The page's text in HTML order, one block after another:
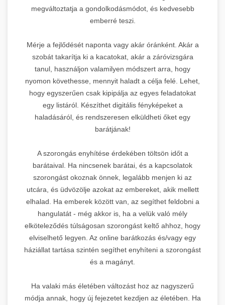
megváltoztatja a gondolkodásmódot, és kedvesebb
emberré teszi.
Mérje a fejlődését naponta vagy akár óránként. Akár a
szobát takarítja ki a kacatokat, akár a záróvizsgára
tanul, használjon valamilyen módszert arra, hogy
nyomon követhesse, mennyit haladt a célja felé. Lehet,
hogy egyszerűen csak kipipálja az egyes feladatokat
egy listáról. Készíthet digitális fényképeket a
haladásáról, és rendszeresen elküldheti őket egy
barátjának!
A szorongás enyhítése érdekében töltsön időt a
barátaival. Ha nincsenek barátai, és a kapcsolatok
szorongást okoznak önnek, legalább menjen ki az
utcára, és üdvözölje azokat az embereket, akik mellett
elhalad. Ha emberek között van, az segíthet feldobni a
hangulatát - még akkor is, ha a velük való mély
elköteleződés túlságosan szorongást keltő ahhoz, hogy
elviselhető legyen. Az online barátkozás és/vagy egy
háziállat tartása szintén segíthet enyhíteni a szorongást
és a magányt.
Ha valaki más életében változást hoz az nagyszerű
módja annak, hogy új fejezetet kezdjen az életében. Ha